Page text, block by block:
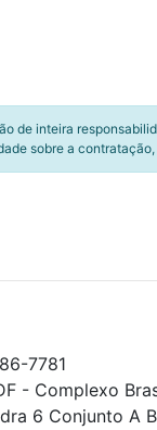
de inteira
sobre a
7781
- Complexo
6 Conjunto A